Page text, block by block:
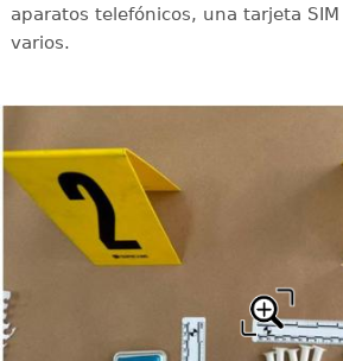
aparatos telefónicos, una tarjeta
varios.